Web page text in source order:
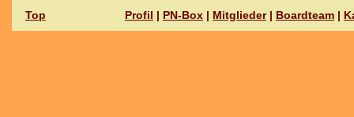
Top Profil | PN-Box | Mitglieder| Boardteam |